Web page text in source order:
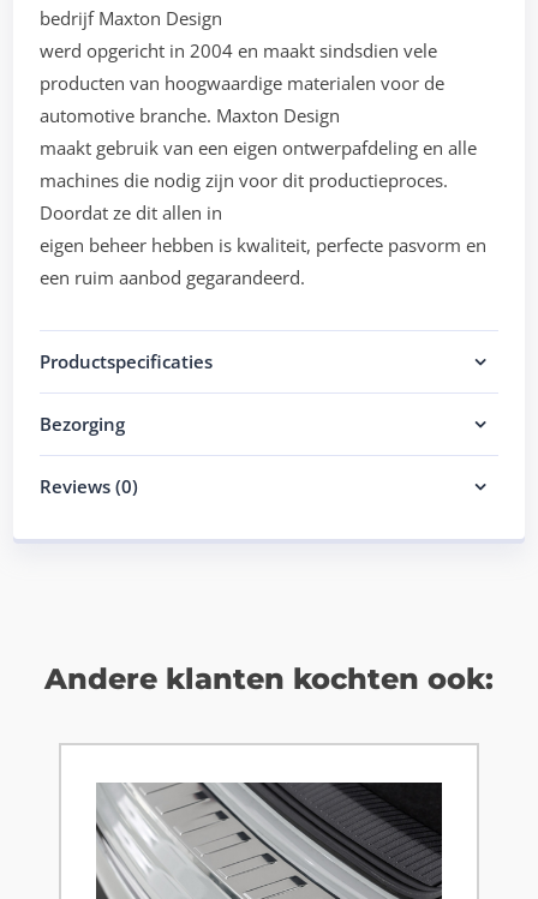
bedrijf Maxton Design
werd opgericht in 2004 en maakt sindsdien vele
producten van hoogwaardige materialen voor de
automotive branche. Maxton Design
maakt gebruik van een eigen ontwerpafdeling en alle
machines die nodig zijn voor dit productieproces.
Doordat ze dit allen in
eigen beheer hebben is kwaliteit, perfecte pasvorm en
een ruim aanbod gegarandeerd.
Productspecificaties
Bezorging
Reviews (0)
Andere klanten kochten ook: